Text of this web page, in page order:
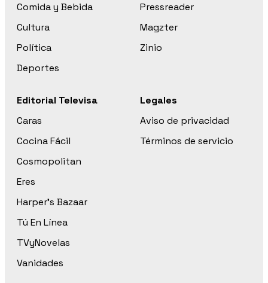
Comida y Bebida
Cultura
Política
Deportes
Pressreader
Magzter
Zinio
Editorial Televisa
Caras
Cocina Fácil
Cosmopolitan
Eres
Harper’s Bazaar
Tú En Línea
TVyNovelas
Vanidades
Legales
Aviso de privacidad
Términos de servicio